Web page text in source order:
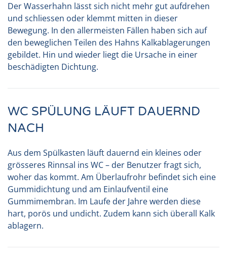
Der Wasserhahn lässt sich nicht mehr gut aufdrehen
und schliessen oder klemmt mitten in dieser
Bewegung. In den allermeisten Fällen haben sich auf
den beweglichen Teilen des Hahns Kalkablagerungen
gebildet. Hin und wieder liegt die Ursache in einer
beschädigten Dichtung.
WC SPÜLUNG LÄUFT DAUERND
NACH
Aus dem Spülkasten läuft dauernd ein kleines oder
grösseres Rinnsal ins WC – der Benutzer fragt sich,
woher das kommt. Am Überlaufrohr befindet sich eine
Gummidichtung und am Einlaufventil eine
Gummimembran. Im Laufe der Jahre werden diese
hart, porös und undicht. Zudem kann sich überall Kalk
ablagern.